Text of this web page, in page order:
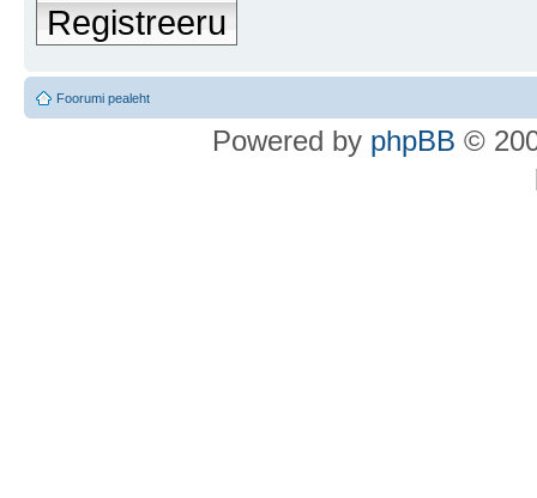
Registreeru
Foorumi pealeht
Powered by phpBB ©